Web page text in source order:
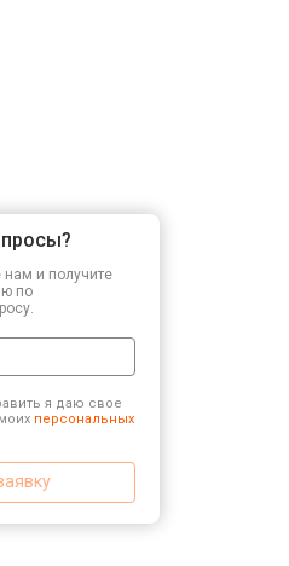
нам и получите
по
я даю свое
персональных